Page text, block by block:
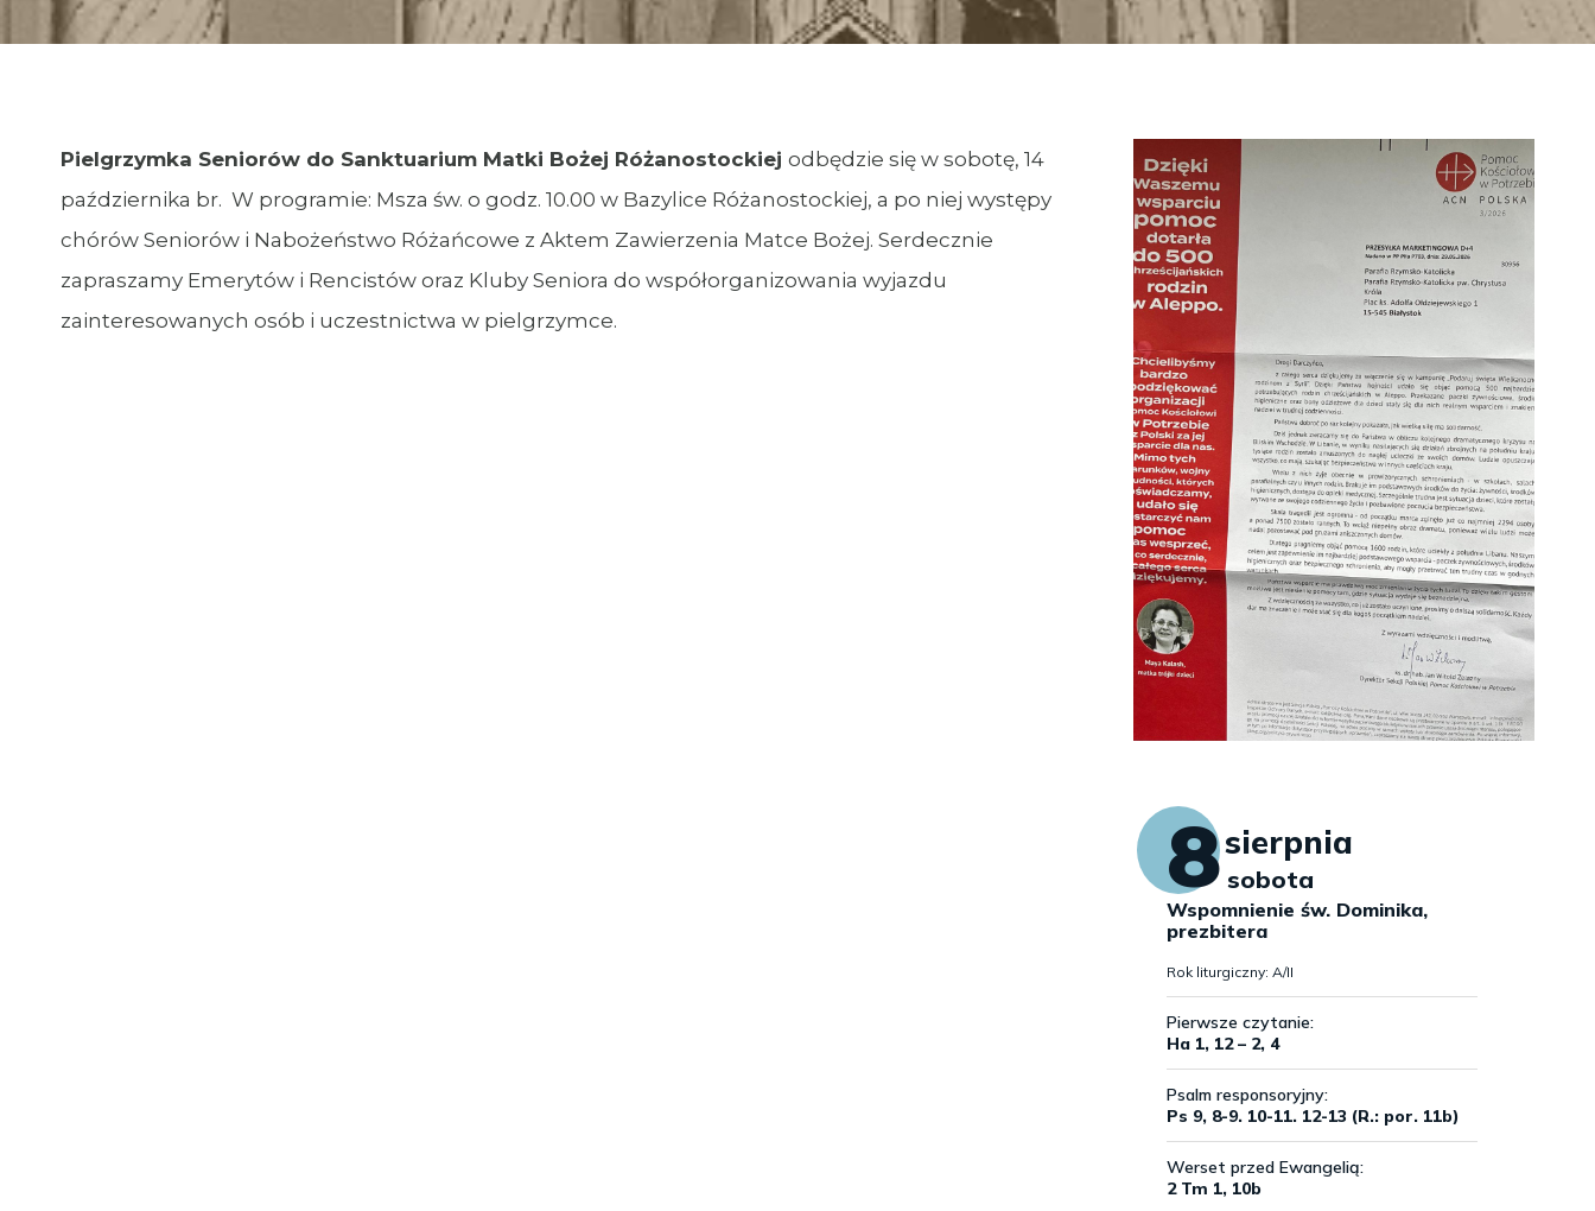
Pielgrzymka Seniorów do Sanktuarium Matki Bożej Różanostockiej odbędzie się w sobotę, 14
października br. W programie: Msza św. o godz. 10.00 w Bazylice Różanostockiej, a po niej występy
chórów Seniorów i Nabożeństwo Różańcowe z Aktem Zawierzenia Matce Bożej. Serdecznie
zapraszamy Emerytów i Rencistów oraz Kluby Seniora do współorganizowania wyjazdu
zainteresowanych osób i uczestnictwa w pielgrzymce.